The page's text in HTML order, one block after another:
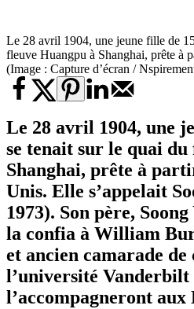
Le 28 avril 1904, une jeune fille de
fleuve Huangpu à Shanghai, prête à
(Image : Capture d’écran /
Le 28 avril 1904, une
se tenait sur le quai
Shanghai, prête à
Unis. Elle s’appelait
1973). Son père,
la confia à William
et ancien camarade de
l’université Vanderbilt
l’accompagneront aux